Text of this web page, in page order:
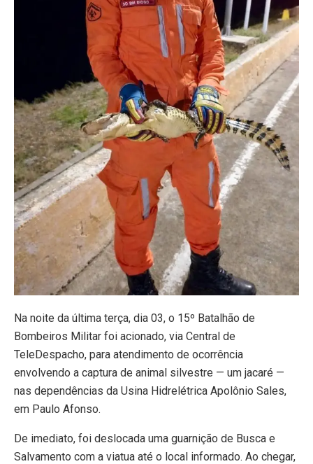
Na noite da última terça, dia 03, o 15º Batalhão de
Bombeiros Militar foi acionado, via Central de
TeleDespacho, para atendimento de ocorrência
envolvendo a captura de animal silvestre — um jacaré —
nas dependências da Usina Hidrelétrica Apolônio Sales,
em Paulo Afonso.
De imediato, foi deslocada uma guarnição de Busca e
Salvamento com a viatua até o local informado. Ao chegar,